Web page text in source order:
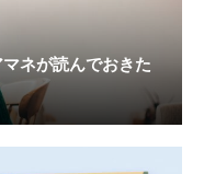
ネが読んでおきた